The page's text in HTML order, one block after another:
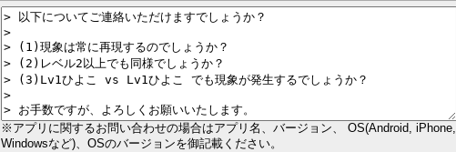
※アプリに関するお問い合わせの場合はアプリ名、バージョン、 OS(Android, iPhone,
Windowsなど)、OSのバージョンを御記載ください。